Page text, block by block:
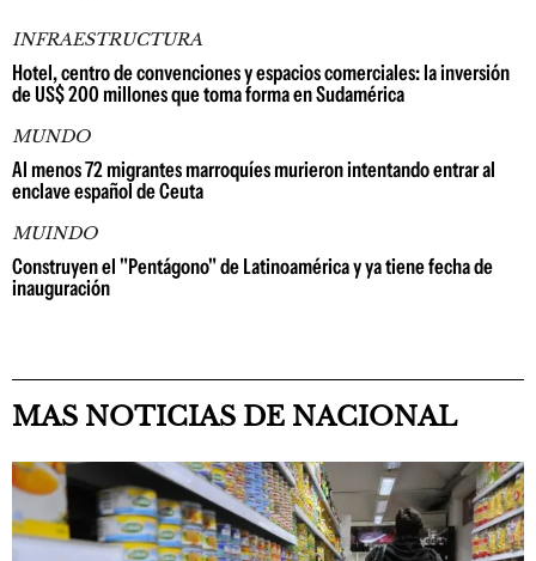
INFRAESTRUCTURA
Hotel, centro de convenciones y espacios comerciales: la inversión
de US$ 200 millones que toma forma en Sudamérica
MUNDO
Al menos 72 migrantes marroquíes murieron intentando entrar al
enclave español de Ceuta
MUINDO
Construyen el "Pentágono" de Latinoamérica y ya tiene fecha de
inauguración
MAS NOTICIAS DE NACIONAL